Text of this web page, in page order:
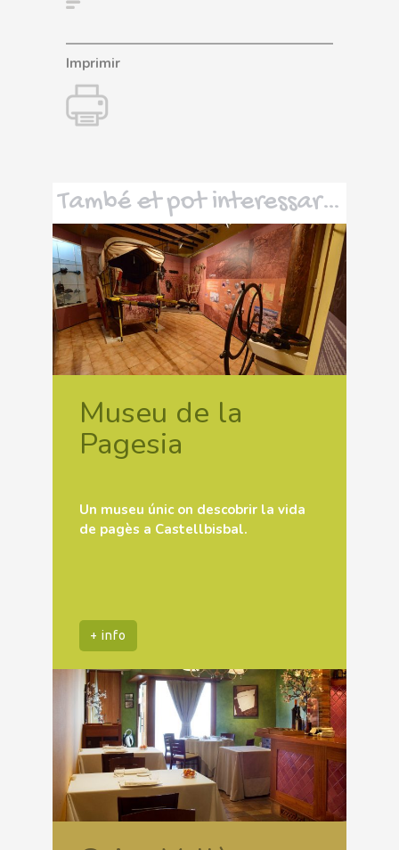
Imprimir
També et pot interessar…
Museu de la
Pagesia
Un museu únic on descobrir la vida
de pagès a Castellbisbal.
+ info